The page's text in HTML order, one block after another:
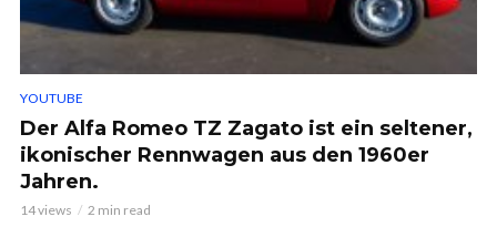
YOUTUBE
Der Alfa Romeo TZ Zagato ist ein seltener,
ikonischer Rennwagen aus den 1960er
Jahren.
14 views 2 min read